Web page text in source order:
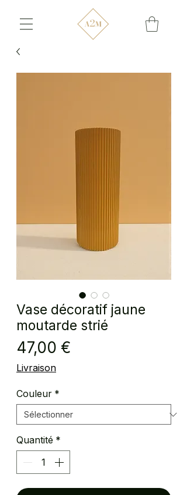
Vase décoratif jaune
moutarde strié
47,00 €
Livraison
Couleur *
Quantité *